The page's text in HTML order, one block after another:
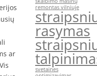
ar
remontas vilniuje
rasymas
svetaines